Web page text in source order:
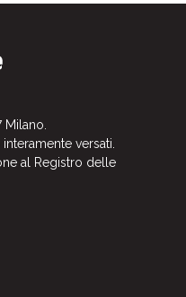
versati.
al Registro delle